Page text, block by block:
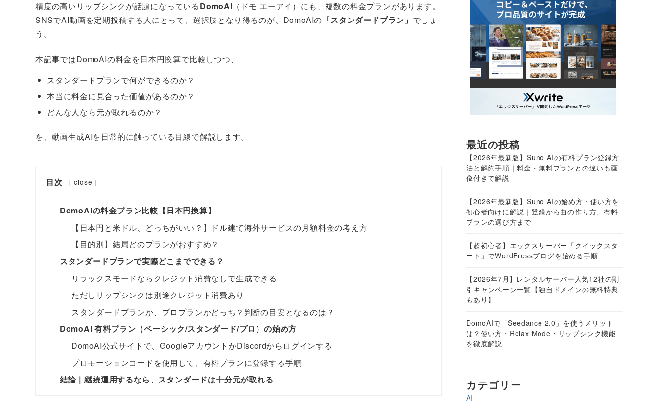
精度の高いリップシンクが話題になっているDomoAI （ドモ エーアイ）にも、複数の料金プランがあります。
SNSでAI動画を定期投稿する人にとって、選択肢となり得るのが、DomoAIの 「スタンダードプラン」 でしょ
う。
本記事ではDomoAIの料金を日本円換算で比較しつつ、
スタンダードプランで何ができるのか？
本当に料金に見合った価値があるのか？
どんな人なら元が取れるのか？
を、動画生成AIを日常的に触っている目線で解説します。
目次 [ close ]
DomoAIの料金プラン比較【日本円換算】
【日本円と米ドル、どっちがいい？】ドル建て海外サービスの月額料金の考え方
【目的別】結局どのプランがおすすめ？
スタンダードプランで実際どこまでできる？
リラックスモードならクレジット消費なしで生成できる
ただしリップシンクは別途クレジット消費あり
スタンダードプランか、プロプランかどっち？判断の目安となるのは？
DomoAI 有料プラン（ベーシック/スタンダード/プロ）の始め方
DomoAI公式サイトで、GoogleアカウントかDiscordからログインする
プロモーションコードを使用して、有料プランに登録する手順
結論｜継続運用するなら、スタンダードは十分元が取れる
最近の投稿
【2026年最新版】Suno AIの有料プラン登録方
法と解約手順｜料金・無料プランとの違いも画
像付きで解説
【2026年最新版】Suno AIの始め方・使い方を
初心者向けに解説｜登録から曲の作り方、有料
プランの選び方まで
【超初心者】エックスサーバー「クイックスタ
ート」でWordPressブログを始める手順
【2026年7月】レンタルサーバー人気12社の割
引キャンペーン一覧【独自ドメインの無料特典
もあり】
DomoAIで「Seedance 2.0」を使うメリット
は？使い方・Relax Mode・リップシンク機能
を徹底解説
カテゴリー
AI